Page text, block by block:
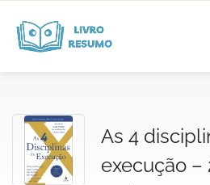
As 4
execução –